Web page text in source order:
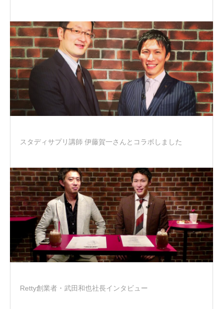
スタディサプリ講師 伊藤賀一さんとコラボしました
Retty創業者・武田和也社長インタビュー